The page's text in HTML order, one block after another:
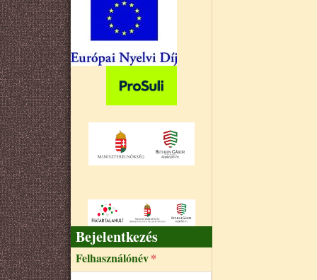
Bejelentkezés
Felhasználónév